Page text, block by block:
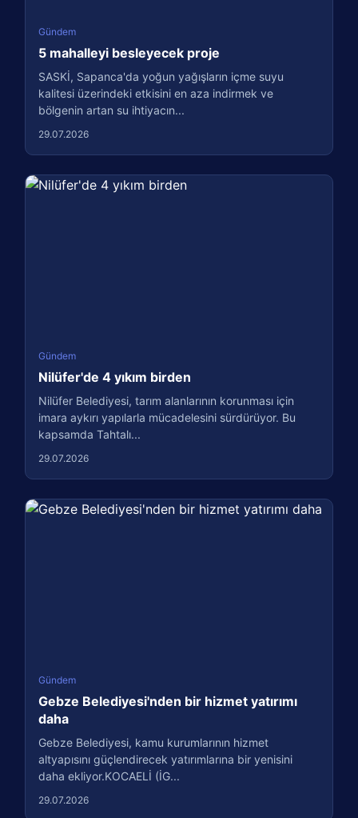
Gündem
5 mahalleyi besleyecek proje
SASKİ, Sapanca'da yoğun yağışların içme suyu
kalitesi üzerindeki etkisini en aza indirmek ve
bölgenin artan su ihtiyacın...
29.07.2026
Gündem
Nilüfer'de 4 yıkım birden
Nilüfer Belediyesi, tarım alanlarının korunması için
imara aykırı yapılarla mücadelesini sürdürüyor. Bu
kapsamda Tahtalı...
29.07.2026
Gündem
Gebze Belediyesi'nden bir hizmet yatırımı
daha
Gebze Belediyesi, kamu kurumlarının hizmet
altyapısını güçlendirecek yatırımlarına bir yenisini
daha ekliyor.KOCAELİ (İG...
29.07.2026